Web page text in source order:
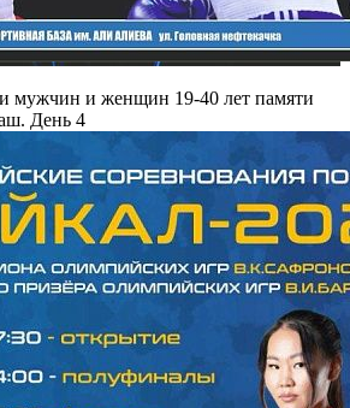
мужчин и женщин 19-40 лет памяти
День 4